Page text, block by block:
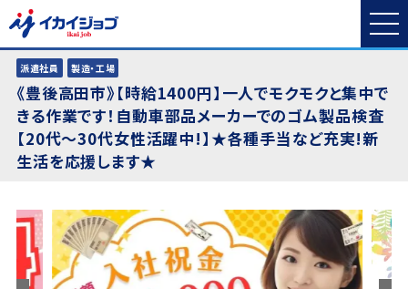
派遣社員 製造・工場
《豊後高田市》【時給1400円】一人でモクモクと集中で
きる作業です！自動車部品メーカーでのゴム製品検査
【20代～30代女性活躍中!】★各種手当など充実!新
生活を応援します★